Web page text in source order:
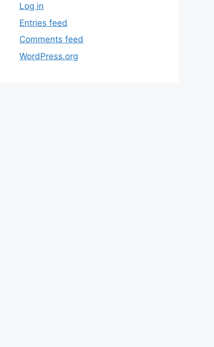
Log in
Entries feed
Comments feed
WordPress.org